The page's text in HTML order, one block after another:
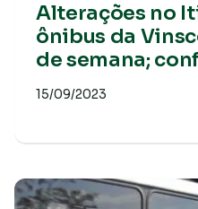
Alterações no
ônibus da
de semana;
15/09/2023